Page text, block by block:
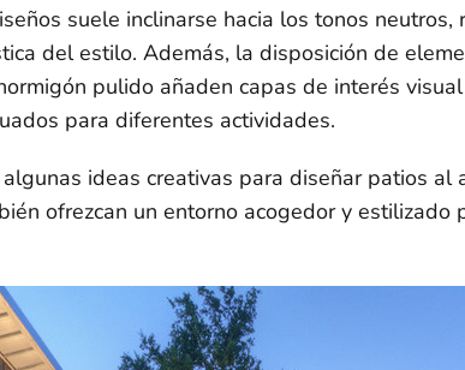
suele inclinarse hacia los tonos
del estilo. Además, la disposición de
pulido añaden capas de interés
para diferentes actividades.
ideas creativas para diseñar patios
ofrezcan un entorno acogedor y